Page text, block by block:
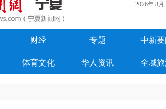
2026年 8月
财经 专题 中新要
体育文化 华人资讯 全域